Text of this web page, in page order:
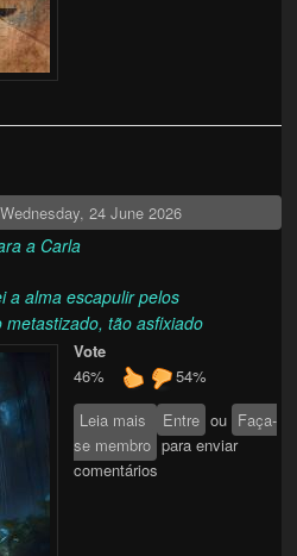
Wednesday, 24 June 2026
a Carla
a alma escapulir pelos
metastizado, tão asfixiado
Vote
46%
54%
Leia mais sobre Noite de
veludo
Entre ou Faça-
se membro para enviar
comentários